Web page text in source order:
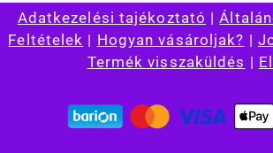
Adatkezelési tajékoztató |
Feltételek | Hogyan vásároljak? |
Termék visszaküldés |